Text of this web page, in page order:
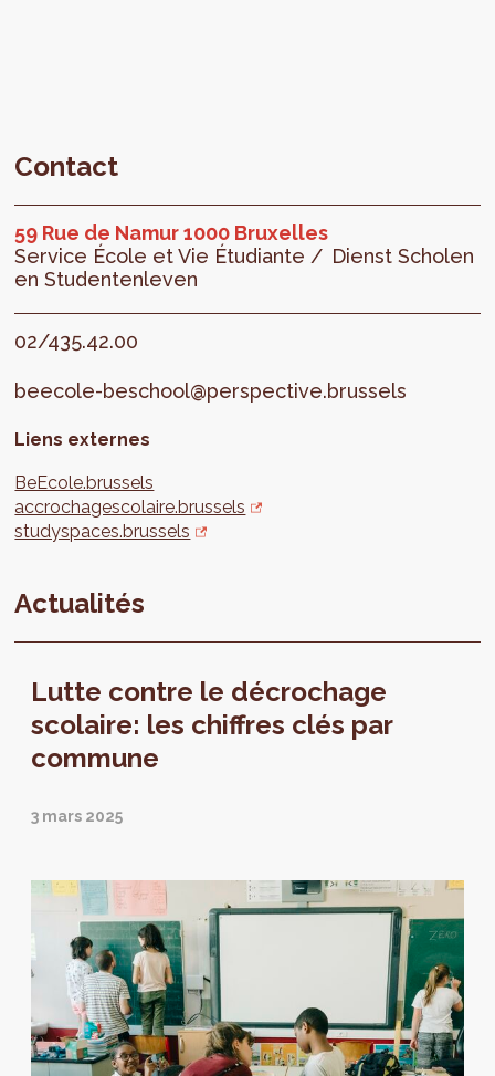
Contact
59 Rue de Namur 1000 Bruxelles
Service École et Vie Étudiante / Dienst Scholen
en Studentenleven
02/435.42.00
beecole-beschool@perspective.brussels
Liens externes
BeEcole.brussels
accrochagescolaire.brussels
studyspaces.brussels
Actualités
Lutte contre le décrochage
scolaire: les chiffres clés par
commune
3 mars 2025